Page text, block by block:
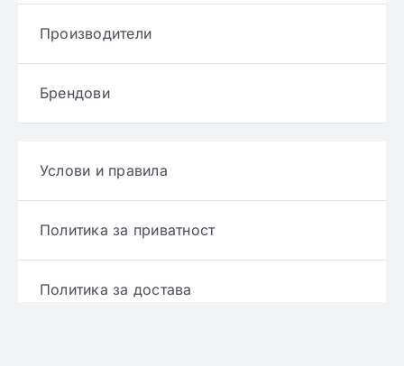
Производители
Брендови
Услови и правила
Политика за приватност
Политика за достава